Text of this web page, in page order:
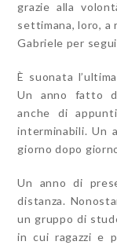
grazie alla
settimana, loro, a
Gabriele per
È suonata
Un anno fatto
anche di
interminabili. Un
giorno dopo
Un anno di
distanza.
un gruppo di
in cui ragazzi e